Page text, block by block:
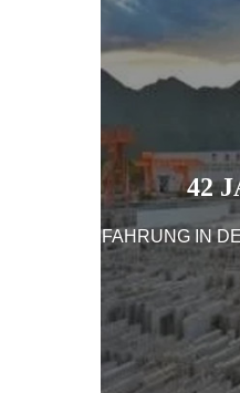
42
ERFAHRUNG IN